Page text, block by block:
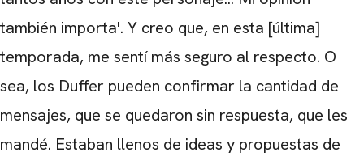
también importa'. Y creo que, en esta [última]
temporada, me sentí más seguro al respecto. O
sea, los Duffer pueden confirmar la cantidad de
mensajes, que se quedaron sin respuesta, que les
mandé. Estaban llenos de ideas y propuestas de